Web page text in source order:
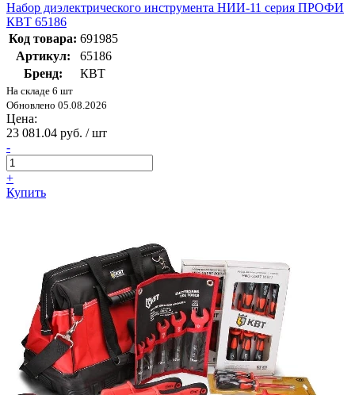
Набор диэлектрического инструмента НИИ-11 серия ПРОФИ
КВТ 65186
Код товара: 691985
Артикул:
65186
Бренд:
КВТ
На складе 6 шт
Обновлено 05.08.2026
Цена:
23 081.04 руб. / шт
-
+
Купить